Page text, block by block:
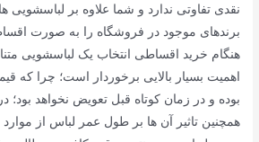
نقدی تفاوتی ندارد و شما علاوه بر لباسشویی
برندهای موجود در فروشگاه را به صورت
هنگام خرید اقساطی انتخاب یک لباسشویی
اهمیت بسیار بالایی برخوردار است؛ چرا که
بوده و در زمان کوتاه قبل تعویض نخواهد بود؛
همچنین تاثیر آن ها بر طول عمر لباس از